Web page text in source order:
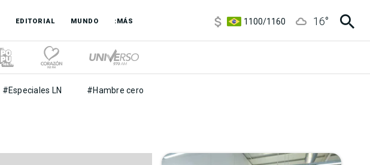
EDITORIAL MUNDO :MÁS
1100/1160
16°
#Especiales LN #Hambre cero